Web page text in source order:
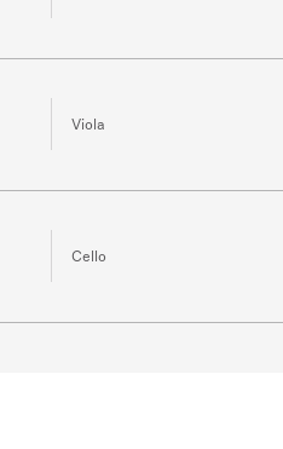
Viola
Cello